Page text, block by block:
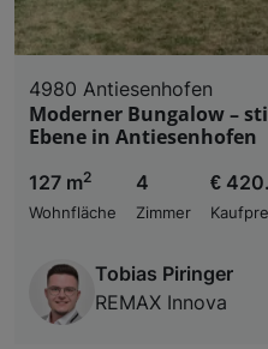
4980 Antiesenhofen
Moderner Bungalow –
Ebene in Antiesenhofen
127 m2
Wohnfläche
4
Zimmer
€
Tobias Piringer
REMAX Innova